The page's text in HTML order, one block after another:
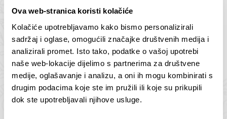
Ova web-stranica koristi kolačiće
Kolačiće upotrebljavamo kako bismo personalizirali
sadržaj i oglase, omogućili značajke društvenih medija i
analizirali promet. Isto tako, podatke o vašoj upotrebi
naše web-lokacije dijelimo s partnerima za društvene
medije, oglašavanje i analizu, a oni ih mogu kombinirati s
drugim podacima koje ste im pružili ili koje su prikupili
dok ste upotrebljavali njihove usluge.
Butan – ljudi 2
75,00€ – 138,00€Raspon
cijena:
od
75,00 €
138,00 €
ODABERI OPCIJE
Antarktika – krajolik
2
75,00€ – 138,00€Raspon
cijena:
od
ODABERI OPCIJE